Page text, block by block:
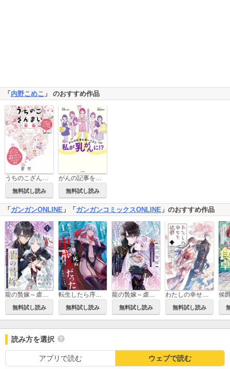
「内野こめこ 」 のおすすめ作品
うちのこざんまい
無料試し読み
がんの記事を書いてきた私が乳がんに！？ 育児があるのにがんもきた
無料試し読み
「 ガンガンONLINE 」「 ガンガンコミックスONLINE 」のおすすめ作品
龍の贄嫁～虐げられた少女は運命の番として愛される～【分冊版】
無料試し読み
転生したら序盤で死ぬ中ボスだった－ヒロイン眷属化で生き残る－
無料試し読み
龍の贄嫁～虐げられた少女は運命の番として愛される～
無料試し読み
わたしの幸せな結婚
無料試し読み
読み方を選択
アプリで読む ウェブで読む